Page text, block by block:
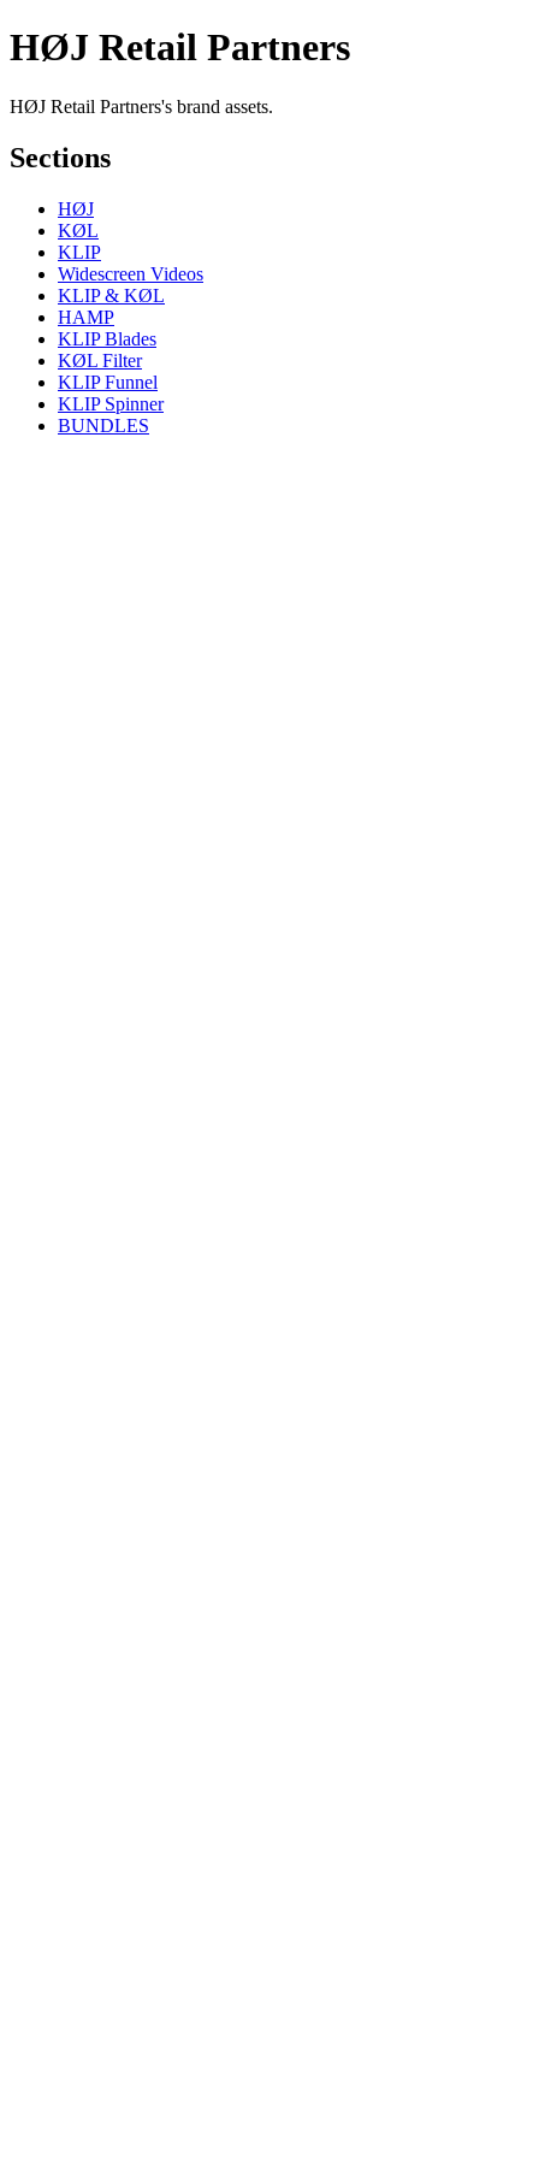
HØJ Retail Partners
HØJ Retail Partners's brand assets.
Sections
HØJ
KØL
KLIP
Widescreen Videos
KLIP & KØL
HAMP
KLIP Blades
KØL Filter
KLIP Funnel
KLIP Spinner
BUNDLES